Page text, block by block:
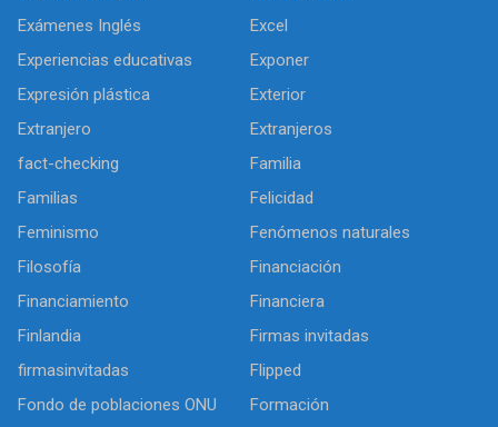
Exámenes Inglés
Excel
Experiencias educativas
Exponer
Expresión plástica
Exterior
Extranjero
Extranjeros
fact-checking
Familia
Familias
Felicidad
Feminismo
Fenómenos naturales
Filosofía
Financiación
Financiamiento
Financiera
Finlandia
Firmas invitadas
firmasinvitadas
Flipped
Fondo de poblaciones ONU
Formación